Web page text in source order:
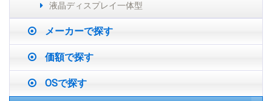
液晶ディスプレイ一体型
メーカーで探す
価額で探す
OSで探す